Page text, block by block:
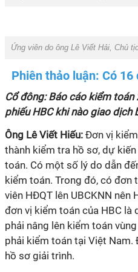
Ứng viên do ông Lê Viết Hải, Chủ
Phiên thảo luận: Có 16
Cổ đông: Báo cáo kiểm
phiếu HBC khi nào giao dịch
Ông Lê Viết Hiếu: Đơn vị
thành kiểm tra hồ sơ, dự
toán. Có một số lý do dẫn
kiểm toán. Trong đó, có đơn
viên HĐQT lên UBCKNN nên
đơn vị kiểm toán của HBC là
phải nâng lên kiểm toán
phải kiểm toán tại Việt Nam.
hồ sơ giải trình.